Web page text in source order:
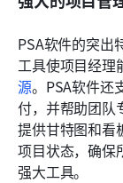
PSA软件的突出
工具使项目经理
源。PSA软件还
付，并帮助团队
提供甘特图和看
项目状态，确保
强大工具。